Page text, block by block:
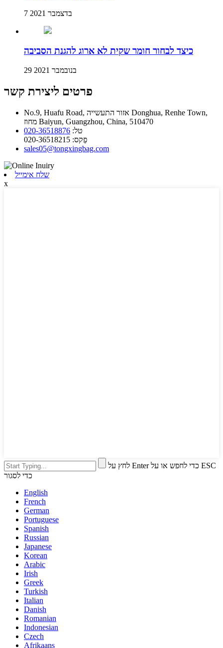
7 בדצמבר 2021
כיצד לבחור חומר שקית לא ארוג להגנת הסביבה
29 בנובמבר 2021
פרטים ליצירת קשר
No.9, Huafu Road, אזור התעשייה Donghua, Renhe Town,
מחוז Baiyun, Guangzhou, China, 510470
טל: 020-36518876
פַקס: 020-36518215
sales05@tongxingbag.com
שלח אימייל
x
לחץ על Enter כדי לחפש או על ESC
כדי לסגור
English
French
German
Portuguese
Spanish
Russian
Japanese
Korean
Arabic
Irish
Greek
Turkish
Italian
Danish
Romanian
Indonesian
Czech
Afrikaans